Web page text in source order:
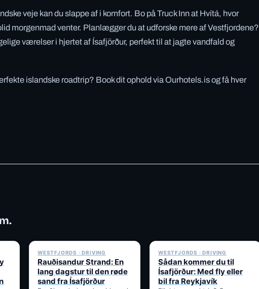
veje kan du slappe af i komfort. Bo på Truck Inn at Hvítá, hvor
morgenmad venter. Planlægger du at udforske mere af Vestfjordene?
værelser i hjertet af Ísafjörður, perfekt til at jagte vandfald og
islandske roadtrip? Book dit ophold via Ourhotels.is og få hver
WESTFJORDS · DRIVING
Rauðisandur Strand: En
lang dagstur til den røde
sand fra Ísafjörður
WESTFJORDS · DRIVING
Sådan kommer du til
Ísafjörður: Med fly eller
bil fra Reykjavík